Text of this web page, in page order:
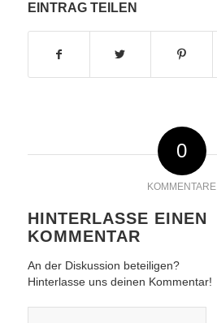
EINTRAG TEILEN
0
KOMMENTARE
HINTERLASSE EINEN
KOMMENTAR
An der Diskussion beteiligen?
Hinterlasse uns deinen Kommentar!